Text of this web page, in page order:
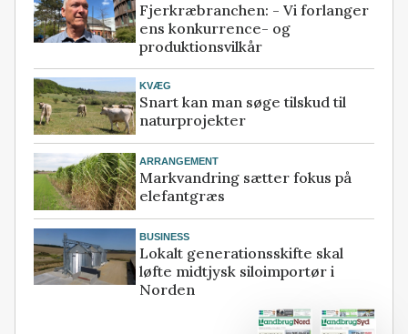
Fjerkræbranchen: - Vi forlanger
ens konkurrence- og
produktionsvilkår
KVÆG
Snart kan man søge tilskud til
naturprojekter
ARRANGEMENT
Markvandring sætter fokus på
elefantgræs
BUSINESS
Lokalt generationsskifte skal
løfte midtjysk siloimportør i
Norden